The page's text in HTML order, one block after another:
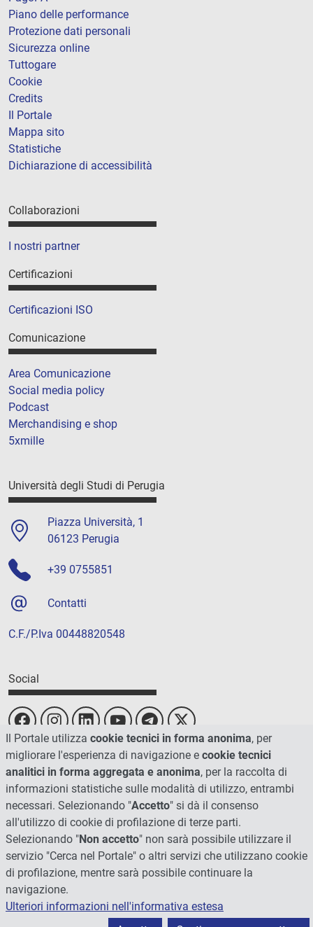
Piano delle performance
Protezione dati personali
Sicurezza online
Tuttogare
Cookie
Credits
Il Portale
Mappa sito
Statistiche
Dichiarazione di accessibilità
Collaborazioni
I nostri partner
Certificazioni
Certificazioni ISO
Comunicazione
Area Comunicazione
Social media policy
Podcast
Merchandising e shop
5xmille
Università degli Studi di Perugia
Piazza Università, 1
06123 Perugia
+39 0755851
Contatti
C.F./P.Iva 00448820548
Social
© 2026 - Università degli Studi di Perugia
Il Portale utilizza cookie tecnici in forma anonima, per
migliorare l'esperienza di navigazione e cookie tecnici
analitici in forma aggregata e anonima, per la raccolta di
informazioni statistiche sulle modalità di utilizzo, entrambi
necessari. Selezionando "Accetto" si dà il consenso
all'utilizzo di cookie di profilazione di terze parti.
Selezionando "Non accetto" non sarà possibile utilizzare il
servizio "Cerca nel Portale" o altri servizi che utilizzano cookie
di profilazione, mentre sarà possibile continuare la
navigazione.
Ulteriori informazioni nell'informativa estesa